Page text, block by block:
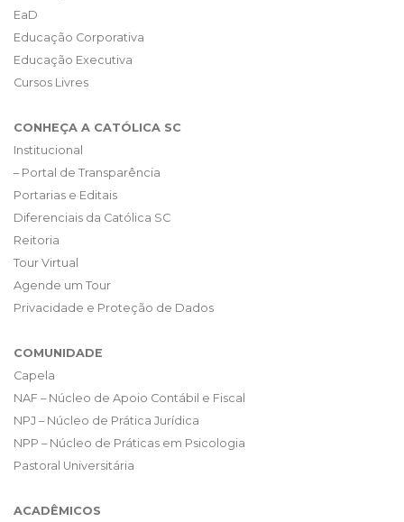
EaD
Educação Corporativa
Educação Executiva
Cursos Livres
CONHEÇA A CATÓLICA SC
Institucional
– Portal de Transparência
Portarias e Editais
Diferenciais da Católica SC
Reitoria
Tour Virtual
Agende um Tour
Privacidade e Proteção de Dados
COMUNIDADE
Capela
NAF – Núcleo de Apoio Contábil e Fiscal
NPJ – Núcleo de Prática Jurídica
NPP – Núcleo de Práticas em Psicologia
Pastoral Universitária
ACADÊMICOS